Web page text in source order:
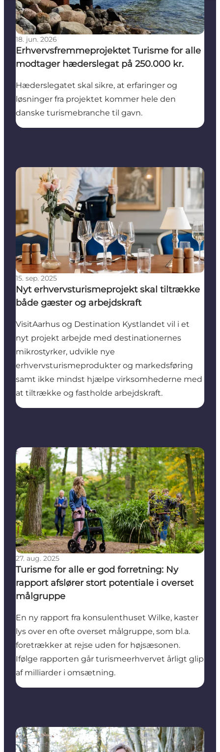
18. jun. 2026
Erhvervsfremmeprojektet Turisme for alle
modtager hæderslegat på 250.000 kr.
Hæderslegatet skal sikre, at erfaringer og
løsninger fra projektet kommer hele den
danske turismebranche til gavn.
Nyt erhvervsturismeprojekt skal tiltrække både
15. sep. 2025
Nyt erhvervsturismeprojekt skal tiltrække
både gæster og arbejdskraft
VisitAarhus og Destination Kystlandet vil i et
nyt projekt arbejde med destinationernes
mikrostyrker, udvikle nye
erhvervsturismeprodukter og markedsføring
samt ikke mindst hjælpe virksomhederne med
at tiltrække og fastholde arbejdskraft.
Turisme for alle er god forretning: Ny rapport
27. aug. 2025
Turisme for alle er god forretning: Ny
rapport afslører stort potentiale i overset
målgruppe
En ny rapport fra konsulenthuset Wilke, kaster
lys over en ofte overset målgruppe, som bl.a.
foretrækker at rejse uden for højsæsonen.
Ifølge rapporten går turismeerhvervet årligt glip
af milliarder i omsætning.
Stærk profil med brancheerfaring bliver ny direktør